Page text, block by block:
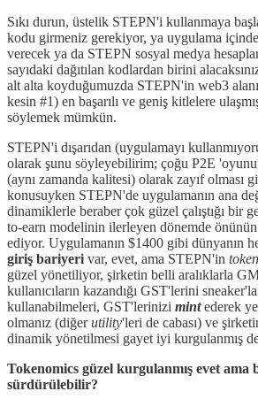
Sıkı durun, üstelik STEPN'i kullanmaya
kodu girmeniz gerekiyor, ya uygulama
verecek ya da STEPN sosyal medya
sayıdaki dağıtılan kodlardan birini
alt alta koyduğumuzda STEPN'in web3
kesin #1) en başarılı ve geniş kitlelere
söylemek mümkün.
STEPN'i dışarıdan (uygulamayı
olarak şunu söyleyebilirim; çoğu P2E
(aynı zamanda kalitesi) olarak zayıf olması
konusuyken STEPN'de uygulamanın ana
dinamiklerle beraber çok güzel çalıştığı bir
to-earn modelinin ilerleyen dönemde önünün
ediyor. Uygulamanın $1400 gibi dünyanın
giriş bariyeri var, evet, ama STEPN'in
güzel yönetiliyor, şirketin belli aralıklarla
kullanıcıların kazandığı GST'lerini
kullanabilmeleri, GST'lerinizi mintederek
olmanız (diğerutility'leri de cabası) ve
dinamik yönetilmesi gayet iyi kurgulanmış
Tokenomics güzel kurgulanmış evet
sürdürülebilir?